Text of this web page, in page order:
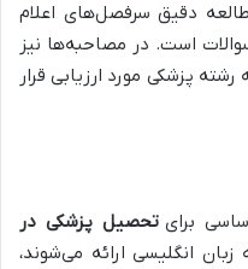
دقیق سرفصل‌های اعلام
است. در مصاحبه‌ها نیز
رشته پزشکی مورد ارزیابی قرار
برای تحصیل پزشکی در
انگلیسی ارائه می‌شوند،